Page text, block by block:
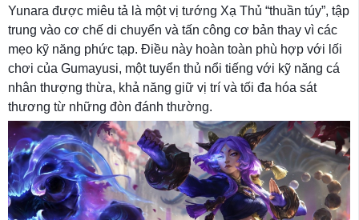
Yunara được miêu tả là một vị tướng Xạ Thủ “thuần túy”, tập
trung vào cơ chế di chuyển và tấn công cơ bản thay vì các
mẹo kỹ năng phức tạp. Điều này hoàn toàn phù hợp với lối
chơi của Gumayusi, một tuyển thủ nổi tiếng với kỹ năng cá
nhân thượng thừa, khả năng giữ vị trí và tối đa hóa sát
thương từ những đòn đánh thường.